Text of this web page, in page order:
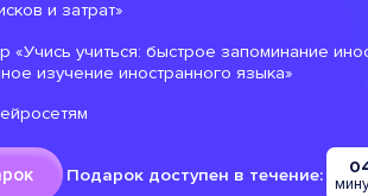
и затрат»
«Учись учиться: быстрое запоминание
изучение иностранного языка»
Подарок доступен в течение: